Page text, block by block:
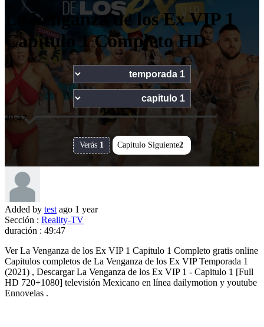
La Venganza de los Ex VIP 1
Capitulo 1 Completo HD
49:47
Verás 1 Capitulo Siguiente2
Added by test ago 1 year
Sección : Reality-TV
duración : 49:47
Ver La Venganza de los Ex VIP 1 Capitulo 1 Completo gratis online
Capitulos completos de La Venganza de los Ex VIP Temporada 1
(2021) , Descargar La Venganza de los Ex VIP 1 - Capitulo 1 [Full
HD 720+1080] televisión Mexicano en línea dailymotion y youtube
Ennovelas .